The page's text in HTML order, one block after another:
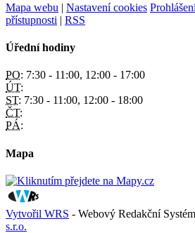
Mapa webu | Nastavení cookies
přístupnosti | RSS
Úřední hodiny
PO: 7:30 - 11:00, 12:00 - 17:00
ÚT:
ST: 7:30 - 11:00, 12:00 - 18:00
ČT:
PÁ:
Mapa
Vytvořil WRS - Webový Redakční
s.r.o.